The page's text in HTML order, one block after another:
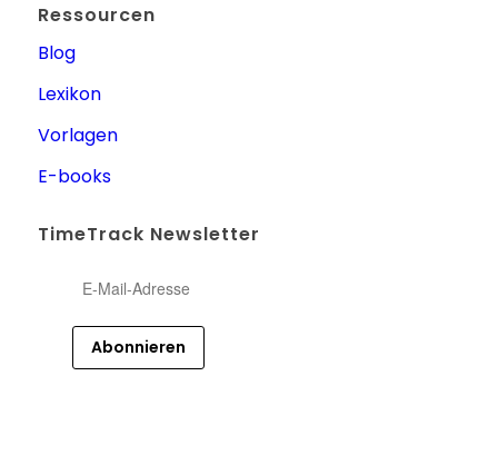
Ressourcen
Blog
Lexikon
Vorlagen
E-books
TimeTrack Newsletter